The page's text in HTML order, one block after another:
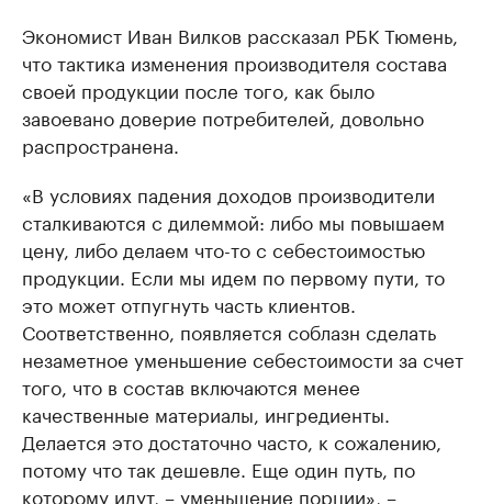
Экономист Иван Вилков рассказал РБК Тюмень,
что тактика изменения производителя состава
своей продукции после того, как было
завоевано доверие потребителей, довольно
распространена.
«В условиях падения доходов производители
сталкиваются с дилеммой: либо мы повышаем
цену, либо делаем что-то с себестоимостью
продукции. Если мы идем по первому пути, то
это может отпугнуть часть клиентов.
Соответственно, появляется соблазн сделать
незаметное уменьшение себестоимости за счет
того, что в состав включаются менее
качественные материалы, ингредиенты.
Делается это достаточно часто, к сожалению,
потому что так дешевле. Еще один путь, по
которому идут, – уменьшение порции», –